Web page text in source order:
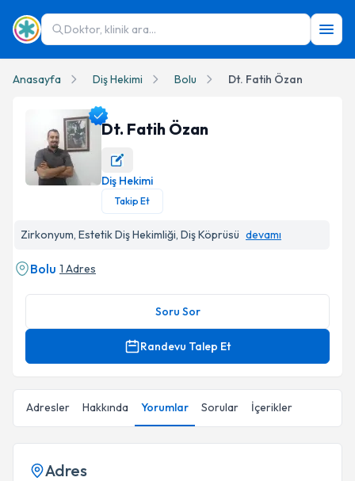
Doktor, klinik ara...
Anasayfa Diş Hekimi Bolu Dt. Fatih Özan
Dt. Fatih Özan Profil Fotoğrafı
Dt. Fatih Özan
Diş Hekimi
Takip Et
Zirkonyum, Estetik Diş Hekimliği, Diş Köprüsü devamı
Bolu 1 Adres
Soru Sor
Randevu Talep Et
Adresler Hakkında Yorumlar Sorular İçerikler
Adres